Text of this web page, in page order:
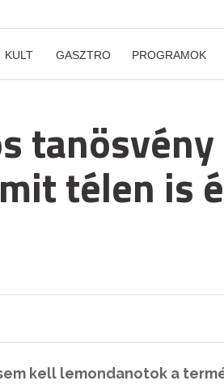
KULT GASZTRO PROGRAMOK
tanösvény
télen is
kell lemondanotok a